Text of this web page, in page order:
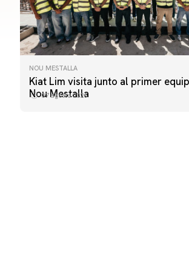
NOU MESTALLA
Kiat Lim visita junto al primer
Nou Mestalla
07 agosto 2026
PRIMER EQUIPO
ENTRENAMIENTO DEL VALENCIA